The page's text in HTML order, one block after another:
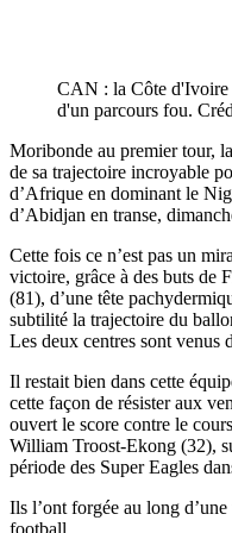
CAN : la Côte d'Ivoire
d'un parcours fou.
Moribonde au premier tour,
de sa trajectoire incroyable
d’Afrique en dominant le
d’Abidjan en transe,
Cette fois ce n’est pas un
victoire, grâce à des buts de
(81), d’une tête
subtilité la trajectoire du
Les deux centres sont venus
Il restait bien dans cette
cette façon de résister aux
ouvert le score contre le
William Troost-Ekong (32),
période des Super Eagles
Ils l’ont forgée au long
football.